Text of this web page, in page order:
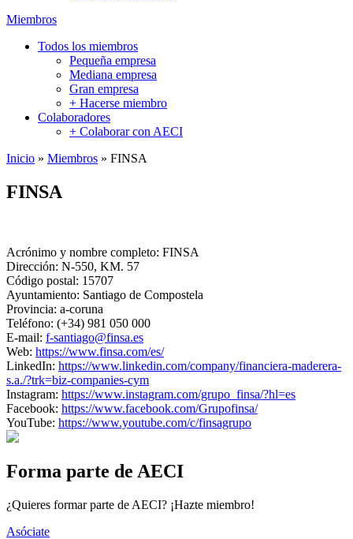
Miembros
Todos los miembros
Pequeña empresa
Mediana empresa
Gran empresa
+ Hacerse miembro
Colaboradores
+ Colaborar con AECI
Inicio » Miembros » FINSA
FINSA
Acrónimo y nombre completo: FINSA
Dirección: N-550, KM. 57
Código postal: 15707
Ayuntamiento: Santiago de Compostela
Provincia: a-coruna
Teléfono: (+34) 981 050 000
E-mail: f-santiago@finsa.es
Web: https://www.finsa.com/es/
LinkedIn: https://www.linkedin.com/company/financiera-maderera-
s.a./?trk=biz-companies-cym
Instagram: https://www.instagram.com/grupo_finsa/?hl=es
Facebook: https://www.facebook.com/Grupofinsa/
YouTube: https://www.youtube.com/c/finsagrupo
Forma parte de AECI
¿Quieres formar parte de AECI? ¡Hazte miembro!
Asóciate